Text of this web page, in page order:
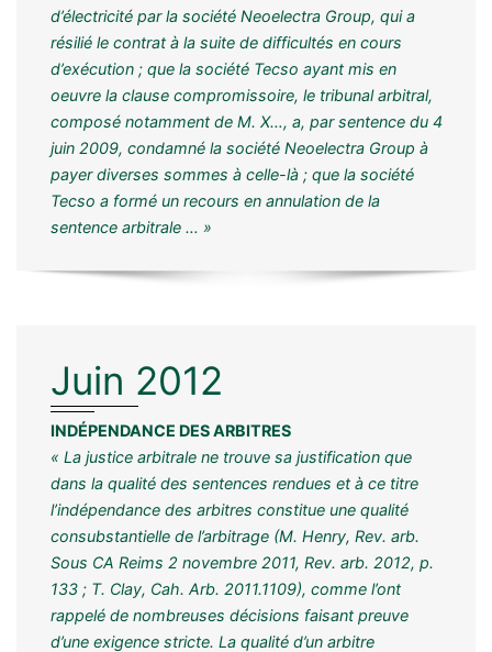
d’électricité par la société Neoelectra Group, qui a
résilié le contrat à la suite de difficultés en cours
d’exécution ; que la société Tecso ayant mis en
oeuvre la clause compromissoire, le tribunal arbitral,
composé notamment de M. X…, a, par sentence du 4
juin 2009, condamné la société Neoelectra Group à
payer diverses sommes à celle-là ; que la société
Tecso a formé un recours en annulation de la
sentence arbitrale … »
Juin 2012
INDÉPENDANCE DES ARBITRES
« La justice arbitrale ne trouve sa justification que
dans la qualité des sentences rendues et à ce titre
l’indépendance des arbitres constitue une qualité
consubstantielle de l’arbitrage (M. Henry, Rev. arb.
Sous CA Reims 2 novembre 2011, Rev. arb. 2012, p.
133 ; T. Clay, Cah. Arb. 2011.1109), comme l’ont
rappelé de nombreuses décisions faisant preuve
d’une exigence stricte. La qualité d’un arbitre